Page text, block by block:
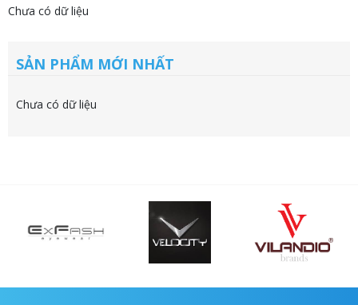
Chưa có dữ liệu
SẢN PHẨM MỚI NHẤT
Chưa có dữ liệu